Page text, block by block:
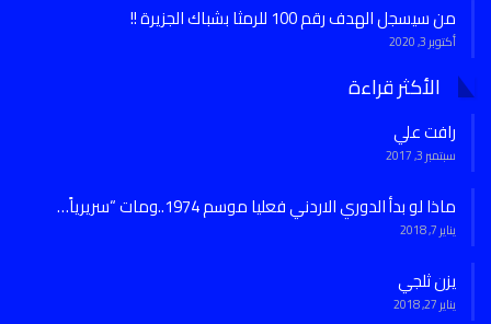
من سيسجل الهدف رقم 100 للرمثا بشباك الجزيرة !!
أكتوبر 3, 2020
الأكثر قراءة
رافت علي
سبتمبر 3, 2017
ماذا لو بدأ الدوري الاردني فعليا موسم 1974..ومات “سريرياً…
يناير 7, 2018
يزن ثلجي
يناير 27, 2018